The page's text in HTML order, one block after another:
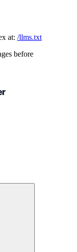
at: /llms.txt
before